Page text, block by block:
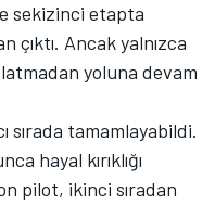
sekizinci etapta
çıktı. Ancak yalnızca
yoluna devam
sırada tamamlayabildi.
hayal kırıklığı
pilot, ikinci sıradan